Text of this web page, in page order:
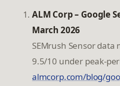
ALM Corp – Google
March 2026
SEMrush Sensor data
9.5/10 under peak-
almcorp.com/blog/